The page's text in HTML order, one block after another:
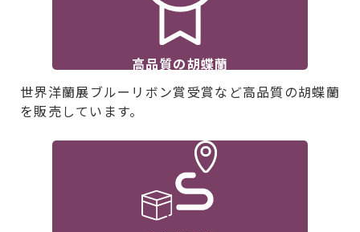
高品質の胡蝶蘭
世界洋蘭展ブルーリボン賞受賞など高品質の胡蝶蘭
を販売しています。